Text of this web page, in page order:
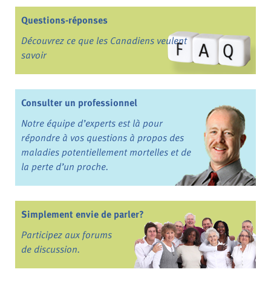
Questions-réponses
Découvrez ce que les Canadiens veulent
savoir
Consulter un professionnel
Notre équipe d’experts est là pour
répondre à vos questions à propos des
maladies potentiellement mortelles et de
la perte d’un proche.
Simplement envie de parler?
Participez aux forums
de discussion.